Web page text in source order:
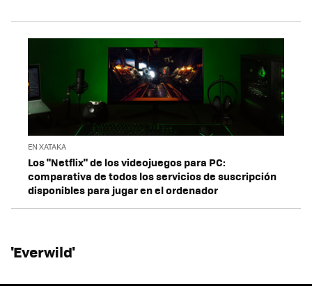
EN XATAKA
Los "Netflix" de los videojuegos para PC:
comparativa de todos los servicios de suscripción
disponibles para jugar en el ordenador
'Everwild'